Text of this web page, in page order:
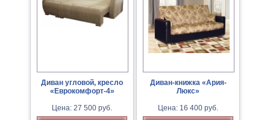
Диван угловой, кресло
«Еврокомфорт-4»
Цена: 27 500 руб.
Диван-книжка «Ария-
Люкс»
Цена: 16 400 руб.